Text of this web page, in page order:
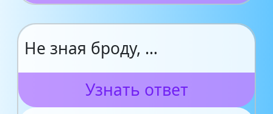
Не зная броду, …
Узнать ответ